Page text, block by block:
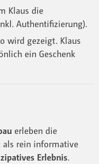
Klaus die
Authentifizierung).
wird gezeigt. Klaus
ein Geschenk
erleben die
als rein informative
Erlebnis.